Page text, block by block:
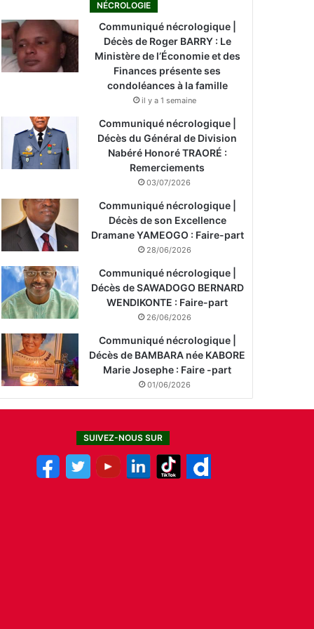
NÉCROLOGIE
Communiqué nécrologique |
Décès de Roger BARRY : Le
Ministère de l’Économie et des
Finances présente ses
condoléances à la famille
il y a 1 semaine
Communiqué nécrologique |
Décès du Général de Division
Nabéré Honoré TRAORÉ :
Remerciements
03/07/2026
Communiqué nécrologique |
Décès de son Excellence
Dramane YAMEOGO : Faire-part
28/06/2026
Communiqué nécrologique |
Décès de SAWADOGO BERNARD
WENDIKONTE : Faire-part
26/06/2026
Communiqué nécrologique |
Décès de BAMBARA née KABORE
Marie Josephe : Faire -part
01/06/2026
SUIVEZ-NOUS SUR